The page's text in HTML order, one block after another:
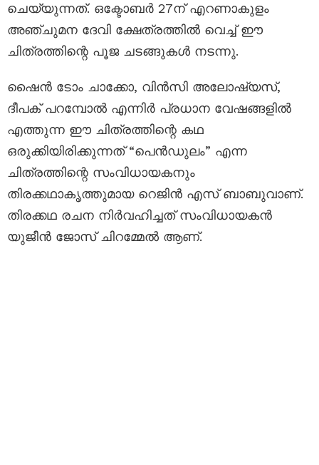
ചെയ്യുന്നത്. ഒക്ടോബർ 27ന് എറണാകുളം
അഞ്ചുമന ദേവി ക്ഷേത്രത്തിൽ വെച്ച് ഈ
ചിത്രത്തിന്റെ പൂജ ചടങ്ങുകൾ നടന്നു.
ഷൈൻ ടോം ചാക്കോ, വിൻസി അലോഷ്യസ്,
ദീപക് പറമ്പോൽ എന്നിർ പ്രധാന വേഷങ്ങളിൽ
എത്തുന്ന ഈ ചിത്രത്തിന്റെ കഥ
ഒരുക്കിയിരിക്കുന്നത് “പെൻഡുലം” എന്ന
ചിത്രത്തിന്റെ സംവിധായകനും
തിരക്കഥാകൃത്തുമായ റെജിൻ എസ് ബാബുവാണ്.
തിരക്കഥ രചന നിർവഹിച്ചത് സംവിധായകൻ
യുജീൻ ജോസ് ചിറമ്മേൽ ആണ്.